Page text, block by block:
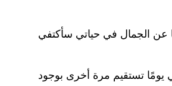
عن الجمال في حياتي سأكتفي
يومًا تستقيم مرة أخرى بوجود